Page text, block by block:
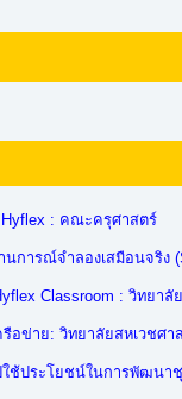
Hyflex : คณะครุศาสตร์
การณ์จำลองเสมือนจริง
Classroom : วิทยาลั
อข่าย: วิทยาลัยสหเวชศา
ใช้ประโยชน์ในการพัฒน